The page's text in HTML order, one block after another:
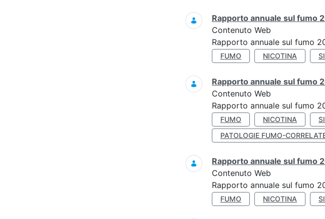
Rapporto annuale sul fumo
Contenuto Web
Rapporto annuale sul fumo
FUMO NICOTINA
Rapporto annuale sul fumo
Contenuto Web
Rapporto annuale sul fumo
FUMO NICOTINA
PATOLOGIE FUMO-
Rapporto annuale sul fumo
Contenuto Web
Rapporto annuale sul fumo
FUMO NICOTINA